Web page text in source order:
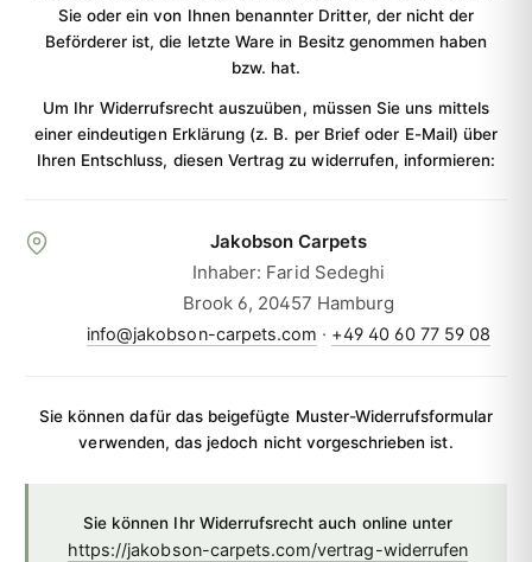
Sie oder ein von Ihnen benannter Dritter, der nicht der
Beförderer ist, die letzte Ware in Besitz genommen haben
bzw. hat.
Um Ihr Widerrufsrecht auszuüben, müssen Sie uns mittels
einer eindeutigen Erklärung (z. B. per Brief oder E-Mail) über
Ihren Entschluss, diesen Vertrag zu widerrufen, informieren:
Jakobson Carpets
Inhaber: Farid Sedeghi
Brook 6, 20457 Hamburg
info@jakobson-carpets.com · +49 40 60 77 59 08
Sie können dafür das beigefügte Muster-Widerrufsformular
verwenden, das jedoch nicht vorgeschrieben ist.
Sie können Ihr Widerrufsrecht auch online unter
https://jakobson-carpets.com/vertrag-widerrufen